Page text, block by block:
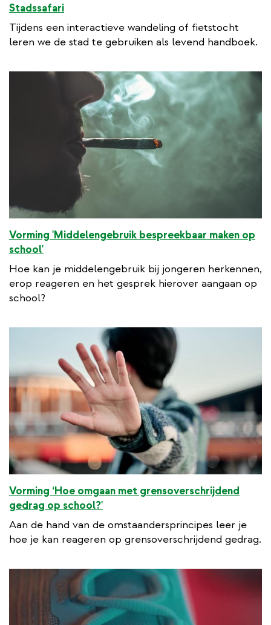
Stadssafari
Tijdens een interactieve wandeling of fietstocht
leren we de stad te gebruiken als levend handboek.
Vorming 'Middelengebruik bespreekbaar maken op
school'
Hoe kan je middelengebruik bij jongeren herkennen,
erop reageren en het gesprek hierover aangaan op
school?
Vorming ‘Hoe omgaan met grensoverschrijdend
gedrag op school?'
Aan de hand van de omstaandersprincipes leer je
hoe je kan reageren op grensoverschrijdend gedrag.